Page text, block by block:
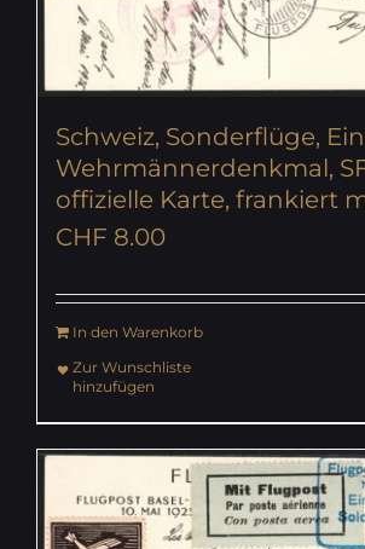
Schweiz, Sonderflüge,
Wehrmännerdenkmal,
offizielle Karte, frankiert
CHF 8.00
In den Warenkorb
Zur Wunschliste
hinzufügen